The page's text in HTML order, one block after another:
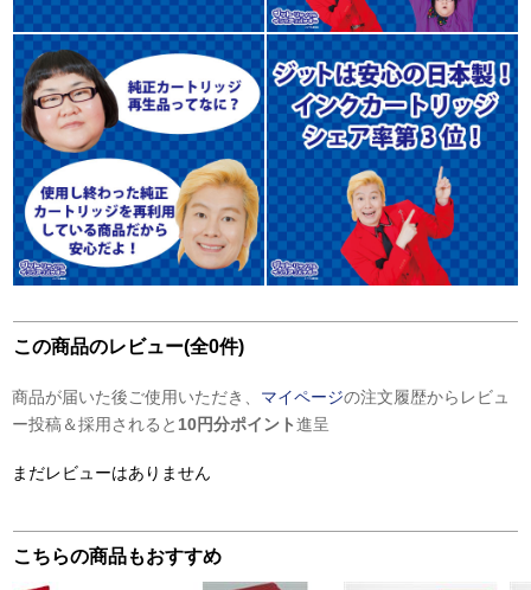
この商品のレビュー(全0件)
商品が届いた後ご使用いただき、 マイページの注文履歴からレビュ
ー投稿＆採用されると 10円分ポイント進呈
まだレビューはありません
こちらの商品もおすすめ